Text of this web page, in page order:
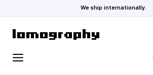
We ship internationally.